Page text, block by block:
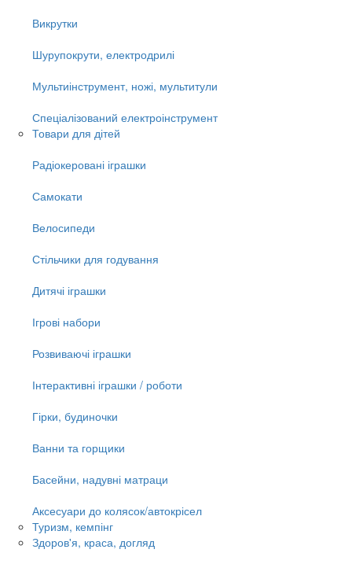
Викрутки
Шурупокрути, електродрилі
Мультиінструмент, ножі, мультитули
Спеціалізований електроінструмент
Товари для дітей
Радіокеровані іграшки
Самокати
Велосипеди
Стільчики для годування
Дитячі іграшки
Ігрові набори
Розвиваючі іграшки
Інтерактивні іграшки / роботи
Гірки, будиночки
Ванни та горщики
Басейни, надувні матраци
Аксесуари до колясок/автокрісел
Туризм, кемпінг
Здоров'я, краса, догляд